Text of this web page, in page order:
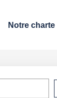
Notre charte